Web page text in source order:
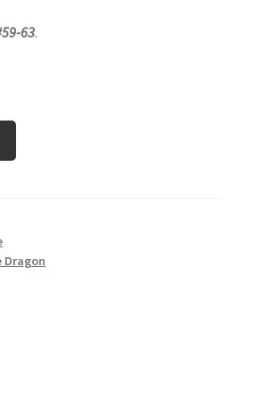
63.
Dragon